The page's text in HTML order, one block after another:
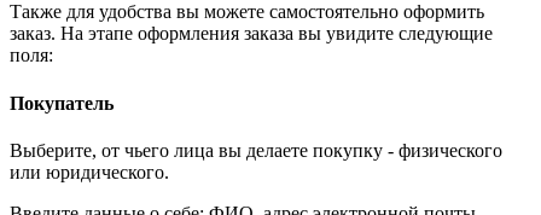
Также для удобства вы можете самостоятельно оформить
заказ. На этапе оформления заказа вы увидите следующие
поля:
Покупатель
Выберите, от чьего лица вы делаете покупку - физического
или юридического.